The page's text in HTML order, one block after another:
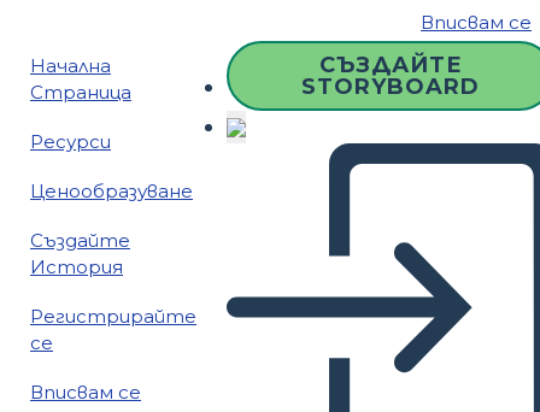
Вписвам се
Начална
Страница
Ресурси
Ценообразуване
Създайте
История
Регистрирайте
се
Вписвам се
СЪЗДАЙТЕ
STORYBOARD